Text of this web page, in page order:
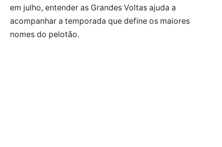
em julho, entender as Grandes Voltas ajuda a
acompanhar a temporada que define os maiores
nomes do pelotão.